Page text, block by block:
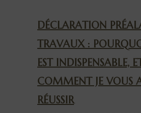
DÉCLARATION
TRAVAUX :
EST INDISPENSABLE,
COMMENT JE VOUS
RÉUSSIR